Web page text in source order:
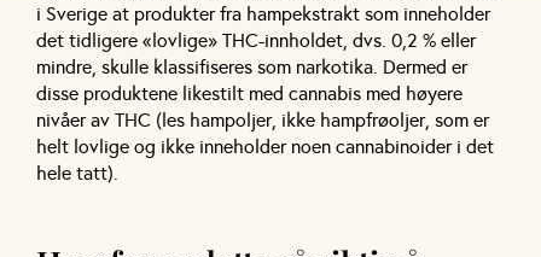
i Sverige at produkter fra hampekstrakt som inneholder
det tidligere «lovlige» THC-innholdet, dvs. 0,2 % eller
mindre, skulle klassifiseres som narkotika. Dermed er
disse produktene likestilt med cannabis med høyere
nivåer av THC (les hampoljer, ikke hampfrøoljer, som er
helt lovlige og ikke inneholder noen cannabinoider i det
hele tatt).